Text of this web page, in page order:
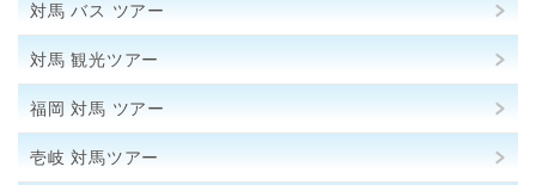
対馬 バス ツアー
対馬 観光ツアー
福岡 対馬 ツアー
壱岐 対馬ツアー